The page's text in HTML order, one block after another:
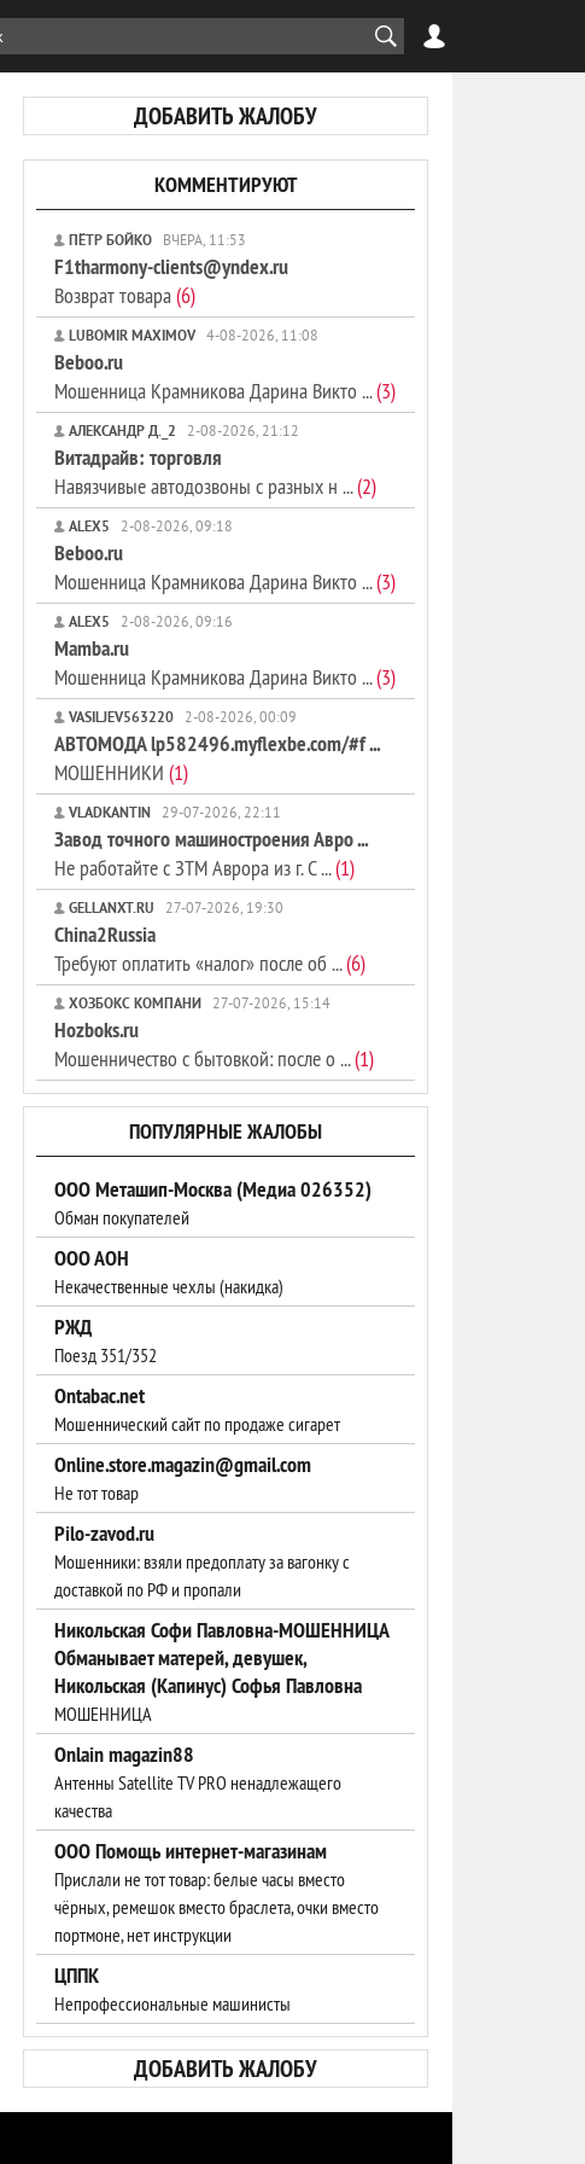
ДОБАВИТЬ ЖАЛОБУ
КОММЕНТИРУЮТ
ПЁТР БОЙКО ВЧЕРА, 11:53
F1tharmony-clients@yndex.ru
Возврат товара(6)
LUBOMIR MAXIMOV 4-08-2026, 11:08
Beboo.ru
Мошенница Крамникова Дарина Викто ...(3)
АЛЕКСАНДР Д._2 2-08-2026, 21:12
Витадрайв: торговля
Навязчивые автодозвоны с разных н ...(2)
ALEX5 2-08-2026, 09:18
Beboo.ru
Мошенница Крамникова Дарина Викто ...(3)
ALEX5 2-08-2026, 09:16
Mamba.ru
Мошенница Крамникова Дарина Викто ...(3)
VASILJEV563220 2-08-2026, 00:09
АВТОМОДА lp582496.myflexbe.com/#f ...
МОШЕННИКИ (1)
VLADKANTIN 29-07-2026, 22:11
Завод точного машиностроения Авро ...
Не работайте с ЗТМ Аврора из г. С ...(1)
GELLANXT.RU 27-07-2026, 19:30
China2Russia
Требуют оплатить «налог» после об ...(6)
ХОЗБОКС КОМПАНИ 27-07-2026, 15:14
Hozboks.ru
Мошенничество с бытовкой: после о ...(1)
ПОПУЛЯРНЫЕ ЖАЛОБЫ
ООО Меташип-Москва (Медиа 026352)
Обман покупателей
ООО АОН
Некачественные чехлы (накидка)
РЖД
Поезд 351/352
Ontabac.net
Мошеннический сайт по продаже сигарет
Online.store.magazin@gmail.com
Не тот товар
Pilo-zavod.ru
Мошенники: взяли предоплату за вагонку с
доставкой по РФ и пропали
Никольская Софи Павловна-МОШЕННИЦА
Обманывает матерей, девушек,
Никольская (Капинус) Софья Павловна
МОШЕННИЦА
Onlain magazin88
Антенны Satellite TV PRO ненадлежащего
качества
ООО Помощь интернет-магазинам
Прислали не тот товар: белые часы вместо
чёрных, ремешок вместо браслета, очки вместо
портмоне, нет инструкции
ЦППК
Непрофессиональные машинисты
ДОБАВИТЬ ЖАЛОБУ